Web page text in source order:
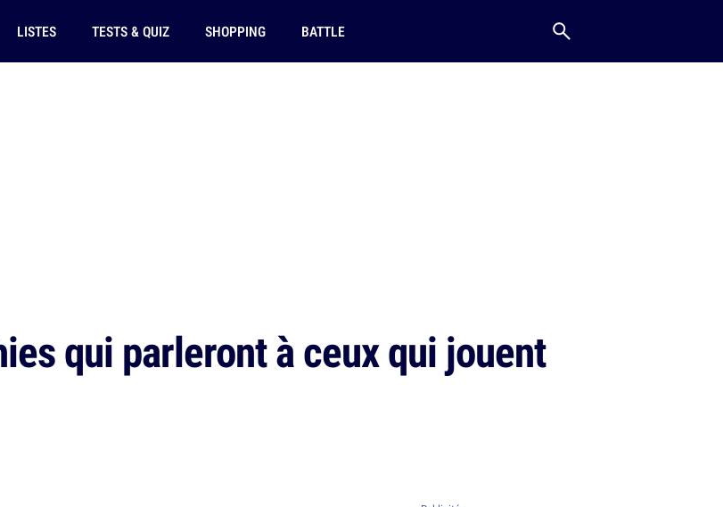
LISTES TESTS & QUIZ SHOPPING BATTLE
qui parleront à ceux qui jouent